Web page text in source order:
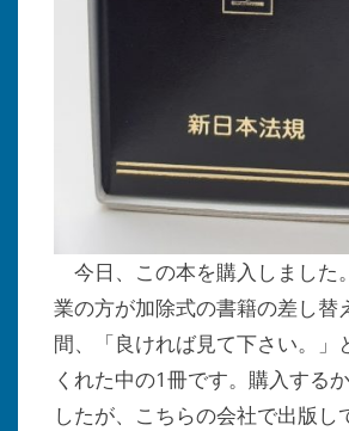
今日、この本を購入しました
業の方が加除式の書籍の差し替
間、「良ければ見て下さい。」
くれた中の1冊です。購入する
したが、こちらの会社で出版し